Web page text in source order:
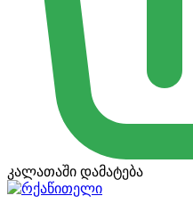
კალათაში დამატება